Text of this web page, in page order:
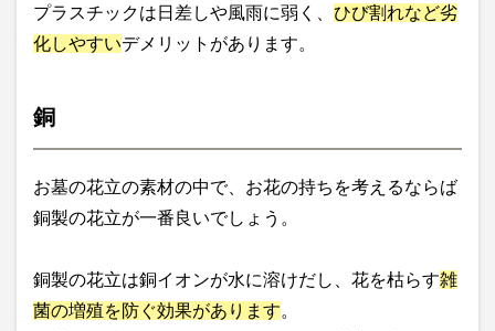
プラスチックは日差しや風雨に弱く、 ひび割れなど劣
化しやすいデメリットがあります。
銅
お墓の花立の素材の中で、お花の持ちを考えるならば
銅製の花立が一番良いでしょう。
銅製の花立は銅イオンが水に溶けだし、花を枯らす雑
菌の増殖を防ぐ効果があります。